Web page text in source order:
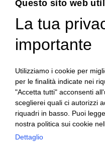
Questo sito web
La tua
importante
Utilizziamo i cookie per
per le finalità indicate nei
"Accetta tutti" acconsenti
sceglierei quali ci autorizzi
riquadri in basso. Puoi
nostra politica sui cookie
Dettaglio